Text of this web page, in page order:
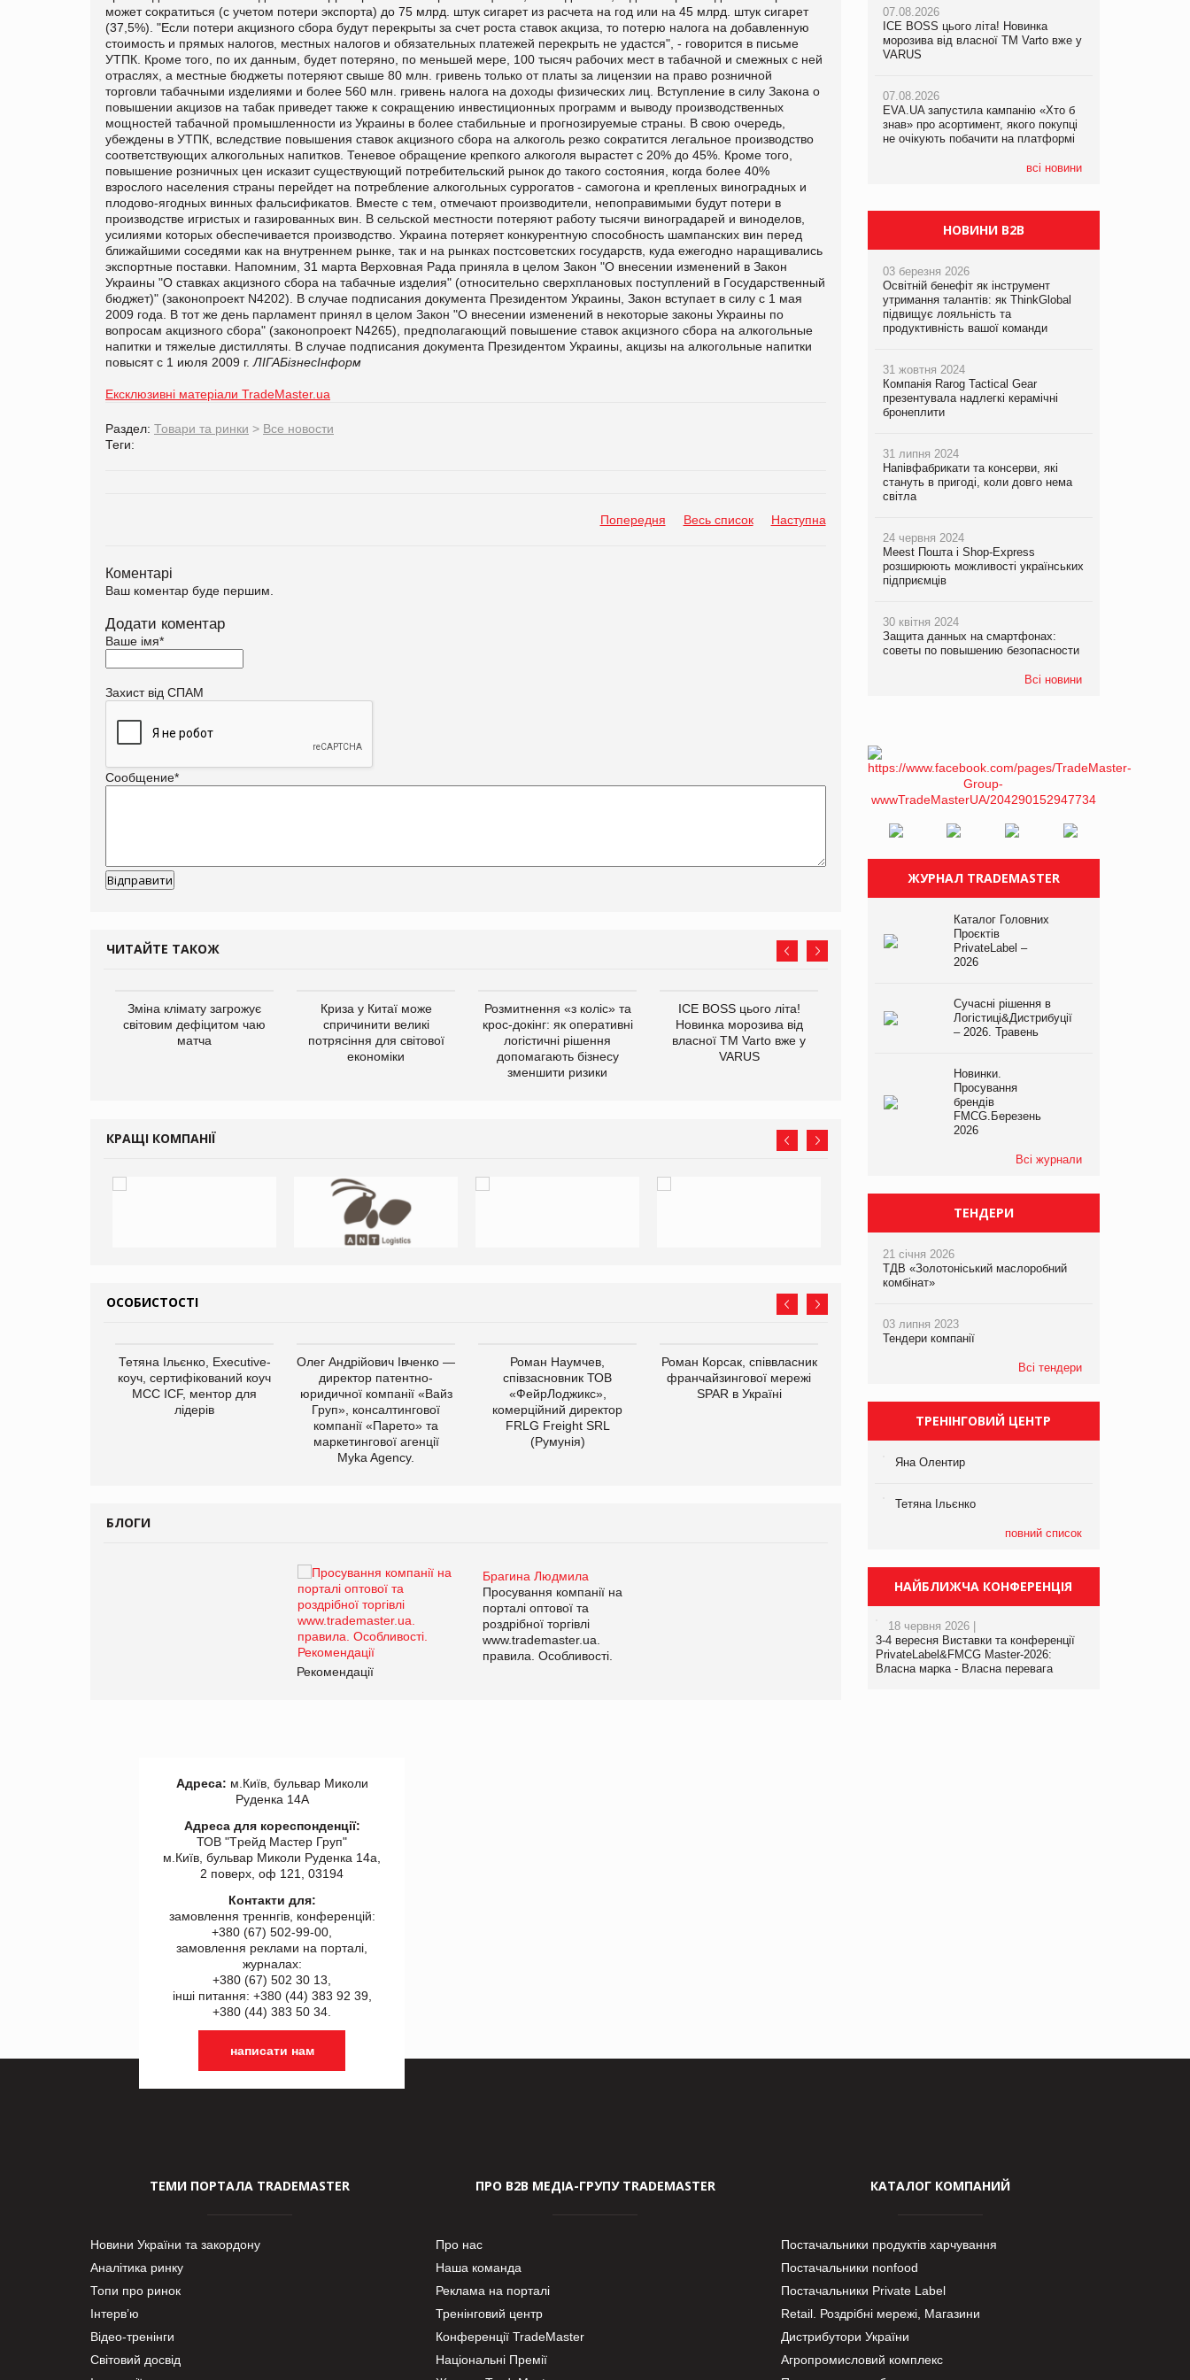
может сократиться (с учетом потери экспорта) до 75 млрд. штук сигарет из расчета на год или на 45 млрд. штук сигарет
(37,5%). "Если потери акцизного сбора будут перекрыты за счет роста ставок акциза, то потерю налога на добавленную
стоимость и прямых налогов, местных налогов и обязательных платежей перекрыть не удастся", - говорится в письме
УТПК. Кроме того, по их данным, будет потеряно, по меньшей мере, 100 тысяч рабочих мест в табачной и смежных с ней
отраслях, а местные бюджеты потеряют свыше 80 млн. гривень только от платы за лицензии на право розничной
торговли табачными изделиями и более 560 млн. гривень налога на доходы физических лиц. Вступление в силу Закона о
повышении акцизов на табак приведет также к сокращению инвестиционных программ и выводу производственных
мощностей табачной промышленности из Украины в более стабильные и прогнозируемые страны. В свою очередь,
убеждены в УТПК, вследствие повышения ставок акцизного сбора на алкоголь резко сократится легальное производство
соответствующих алкогольных напитков. Теневое обращение крепкого алкоголя вырастет с 20% до 45%. Кроме того,
повышение розничных цен исказит существующий потребительский рынок до такого состояния, когда более 40%
взрослого населения страны перейдет на потребление алкогольных суррогатов - самогона и крепленых виноградных и
плодово-ягодных винных фальсификатов. Вместе с тем, отмечают производители, непоправимыми будут потери в
производстве игристых и газированных вин. В сельской местности потеряют работу тысячи виноградарей и виноделов,
усилиями которых обеспечивается производство. Украина потеряет конкурентную способность шампанских вин перед
ближайшими соседями как на внутреннем рынке, так и на рынках постсоветских государств, куда ежегодно наращивались
экспортные поставки. Напомним, 31 марта Верховная Рада приняла в целом Закон "О внесении изменений в Закон
Украины "О ставках акцизного сбора на табачные изделия" (относительно сверхплановых поступлений в Государственный
бюджет)" (законопроект N4202). В случае подписания документа Президентом Украины, Закон вступает в силу с 1 мая
2009 года. В тот же день парламент принял в целом Закон "О внесении изменений в некоторые законы Украины по
вопросам акцизного сбора" (законопроект N4265), предполагающий повышение ставок акцизного сбора на алкогольные
напитки и тяжелые дистилляты. В случае подписания документа Президентом Украины, акцизы на алкогольные напитки
повысят с 1 июля 2009 г. ЛІГАБізнесІнформ
Ексклюзивні матеріали TradeMaster.ua
Раздел: Товари та ринки > Все новости
Теги:
Попередня Весь список Наступна
Коментарі
Ваш коментар буде першим.
Додати коментар
Ваше імя*
Захист від СПАМ
Сообщение*
ЧИТАЙТЕ ТАКОЖ
Зміна клімату загрожує
світовим дефіцитом чаю
матча
Криза у Китаї може
спричинити великі
потрясіння для світової
економіки
Розмитнення «з коліс» та
крос-докінг: як оперативні
логістичні рішення
допомагають бізнесу
зменшити ризики
ICE BOSS цього літа!
Новинка морозива від
власної ТМ Varto вже у
VARUS
EVA.UA запустила
кампанію «Хто б знав» про
асортимент, якого покупці
Kraft Heinz скоротила
збиток у першому півріччі
КРАЩІ КОМПАНІЇ
ОСОБИСТОСТІ
Тетяна Ільєнко, Executive-
коуч, сертифікований коуч
МСС ICF, ментор для
лідерів
Олег Андрійович Івченко —
директор патентно-
юридичної компанії «Вайз
Груп», консалтингової
компанії «Парето» та
маркетингової агенції
Myka Agency.
Роман Наумчев,
співзасновник ТОВ
«ФейрЛоджикс»,
комерційний директор
FRLG Freight SRL
(Румунія)
Роман Корсак, співвласник
франчайзингової мережі
SPAR в Україні
Яна Сараніна, директор
компанії «УкраМарин»
БЛОГИ
Брагина Людмила
Просування компанії на
порталі оптової та
роздрібної торгівлі
www.trademaster.ua.
правила. Особливості.
Рекомендації
Брагина Людмила
Просування компанії на
порталі оптової та
роздрібної торгівлі
www.trademaster.ua.
правила. Особливості.
07.08.2026
ICE BOSS цього літа! Новинка
морозива від власної ТМ Varto вже у
VARUS
07.08.2026
EVA.UA запустила кампанію «Хто б
знав» про асортимент, якого покупці
не очікують побачити на платформі
всі новини
07.08.2026
ICE BOSS цього літа! Новинка
морозива від власної ТМ Varto вже у
VARUS
07.08.2026
EVA.UA запустила кампанію «Хто б
знав» про асортимент, якого покупці
не очікують побачити на платформі
07.08.2026
Франція заборонила рекламні дзвінки
НОВИНИ B2B
03 березня 2026
Освітній бенефіт як інструмент
утримання талантів: як ThinkGlobal
підвищує лояльність та
продуктивність вашої команди
31 жовтня 2024
Компанія Rarog Tactical Gear
презентувала надлегкі керамічні
бронеплити
31 липня 2024
Напівфабрикати та консерви, які
стануть в пригоді, коли довго нема
світла
24 червня 2024
Meest Пошта і Shop-Express
розширюють можливості українських
підприємців
30 квітня 2024
Защита данных на смартфонах:
советы по повышению безопасности
Всі новини
ЖУРНАЛ TRADEMASTER
Каталог Головних
Проєктів
PrivateLabel –
2026
Сучасні рішення в
Логістиці&Дистрибуції
– 2026. Травень
Новинки.
Просування
брендів
FMCG.Березень
2026
Всі журнали
ТЕНДЕРИ
21 січня 2026
ТДВ «Золотоніський маслоробний
комбінат»
03 липня 2023
Тендери компанії
Всі тендери
ТРЕНІНГОВИЙ ЦЕНТР
Яна Олентир
Тетяна Ільєнко
повний список
НАЙБЛИЖЧА КОНФЕРЕНЦІЯ
18 червня 2026 |
3-4 вересня Виставки та конференції
PrivateLabel&FMCG Master-2026:
Власна марка - Власна перевага
Адреса: м.Київ, бульвар Миколи
Руденка 14А
Адреса для кореспонденції:
ТОВ "Tрейд Мастер Груп"
м.Київ, бульвар Миколи Руденка 14а,
2 поверх, оф 121, 03194
Контакти для:
замовлення треннгів, конференцій:
+380 (67) 502-99-00,
замовлення реклами на порталі,
журналах:
+380 (67) 502 30 13,
інші питання: +380 (44) 383 92 39,
+380 (44) 383 50 34.
написати нам
ТЕМИ ПОРТАЛА TRADEMASTER
Новини України та закордону
Аналітика ринку
Топи про ринок
Інтерв’ю
Відео-тренінги
Світовий досвід
ПРО В2В МЕДІА-ГРУПУ TRADEMASTER
Про нас
Наша команда
Реклама на порталі
Тренінговий центр
Конференції TradeMaster
Національні Премії
КАТАЛОГ КОМПАНИЙ
Постачальники продуктів харчування
Постачальники nonfood
Постачальники Private Label
Retail. Роздрібні мережі, Магазини
Дистрибутори України
Агропромисловий комплекс